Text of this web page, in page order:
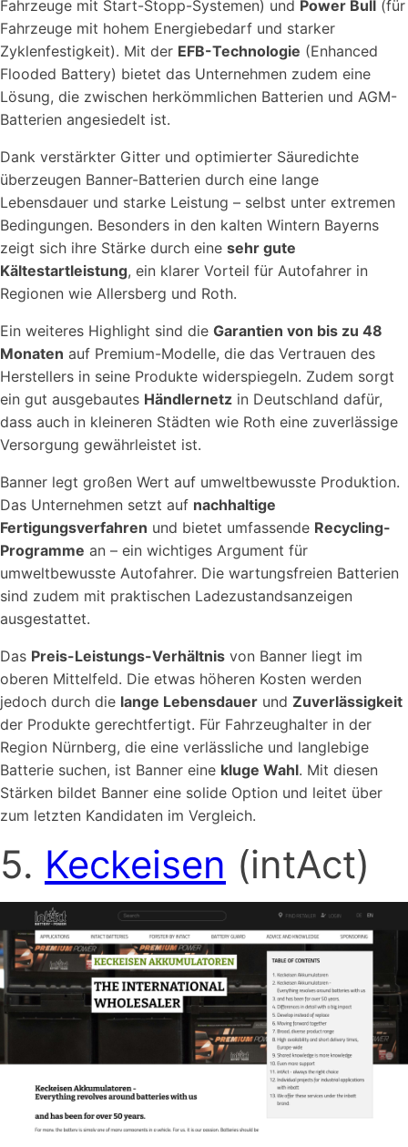
Fahrzeuge mit Start-Stopp-Systemen) und Power Bull (für
Fahrzeuge mit hohem Energiebedarf und starker
Zyklenfestigkeit). Mit der EFB-Technologie (Enhanced
Flooded Battery) bietet das Unternehmen zudem eine
Lösung, die zwischen herkömmlichen Batterien und AGM-
Batterien angesiedelt ist.
Dank verstärkter Gitter und optimierter Säuredichte
überzeugen Banner-Batterien durch eine lange
Lebensdauer und starke Leistung – selbst unter extremen
Bedingungen. Besonders in den kalten Wintern Bayerns
zeigt sich ihre Stärke durch eine sehr gute
Kältestartleistung, ein klarer Vorteil für Autofahrer in
Regionen wie Allersberg und Roth.
Ein weiteres Highlight sind die Garantien von bis zu 48
Monaten auf Premium-Modelle, die das Vertrauen des
Herstellers in seine Produkte widerspiegeln. Zudem sorgt
ein gut ausgebautes Händlernetz in Deutschland dafür,
dass auch in kleineren Städten wie Roth eine zuverlässige
Versorgung gewährleistet ist.
Banner legt großen Wert auf umweltbewusste Produktion.
Das Unternehmen setzt auf nachhaltige
Fertigungsverfahren und bietet umfassende Recycling-
Programme an – ein wichtiges Argument für
umweltbewusste Autofahrer. Die wartungsfreien Batterien
sind zudem mit praktischen Ladezustandsanzeigen
ausgestattet.
Das Preis-Leistungs-Verhältnis von Banner liegt im
oberen Mittelfeld. Die etwas höheren Kosten werden
jedoch durch die lange Lebensdauer und Zuverlässigkeit
der Produkte gerechtfertigt. Für Fahrzeughalter in der
Region Nürnberg, die eine verlässliche und langlebige
Batterie suchen, ist Banner eine kluge Wahl. Mit diesen
Stärken bildet Banner eine solide Option und leitet über
zum letzten Kandidaten im Vergleich.
5. Keckeisen (intAct)